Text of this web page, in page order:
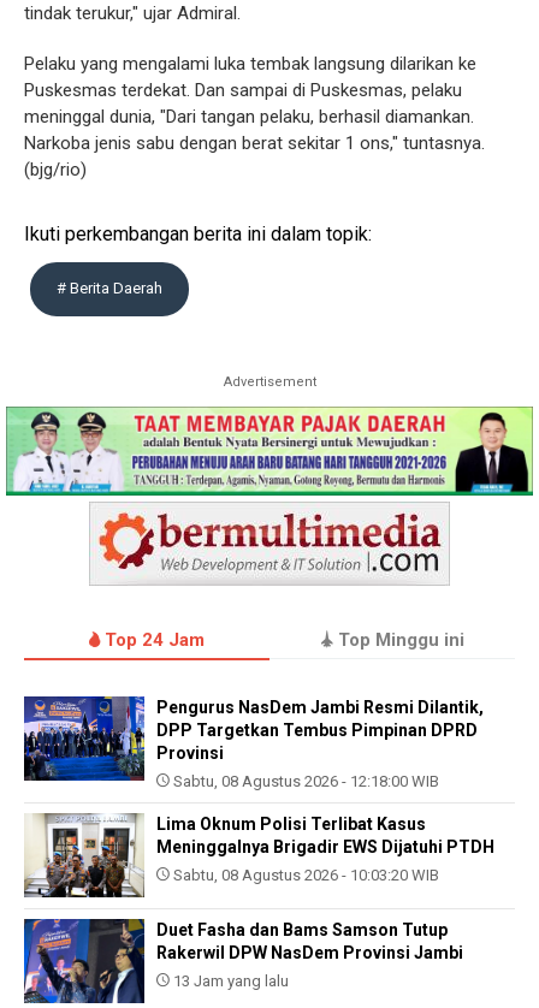
tindak terukur," ujar Admiral.
Pelaku yang mengalami luka tembak langsung dilarikan ke
Puskesmas terdekat. Dan sampai di Puskesmas, pelaku
meninggal dunia, "Dari tangan pelaku, berhasil diamankan.
Narkoba jenis sabu dengan berat sekitar 1 ons," tuntasnya.
(bjg/rio)
Ikuti perkembangan berita ini dalam topik:
# Berita Daerah
Advertisement
Top 24 Jam Top Minggu ini
Pengurus NasDem Jambi Resmi Dilantik,
DPP Targetkan Tembus Pimpinan DPRD
Provinsi
Sabtu, 08 Agustus 2026 - 12:18:00 WIB
Lima Oknum Polisi Terlibat Kasus
Meninggalnya Brigadir EWS Dijatuhi PTDH
Sabtu, 08 Agustus 2026 - 10:03:20 WIB
Duet Fasha dan Bams Samson Tutup
Rakerwil DPW NasDem Provinsi Jambi
13 Jam yang lalu